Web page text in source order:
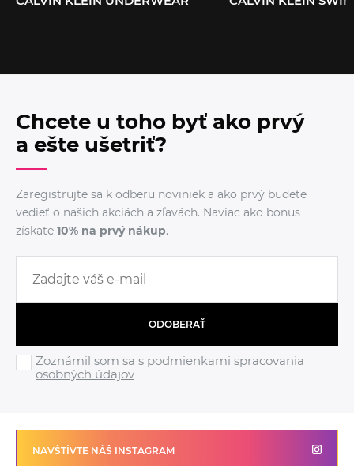
Chcete u toho byť ako prvý
a ešte ušetriť?
Zaregistrujte sa k odberu noviniek a ako prvý budete
vedieť o našich akciách a zľavách. Naviac ako bonus
získate 10% na prvý nákup.
ODOBERAŤ
Zoznámil som sa s podmienkami spracovania
osobných údajov
NAVŠTÍVTE NÁŠ INSTAGRAM